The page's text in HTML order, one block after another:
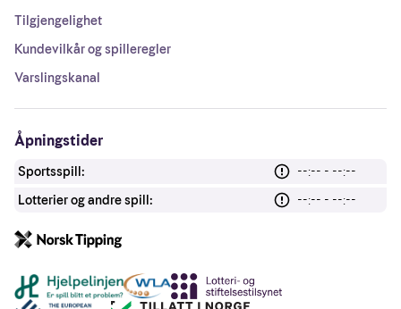
Tilgjengelighet
Kundevilkår og spilleregler
Varslingskanal
Åpningstider
Sportsspill:
--:-- - --:--
Lotterier og andre spill:
--:-- - --:--
Andre lenker